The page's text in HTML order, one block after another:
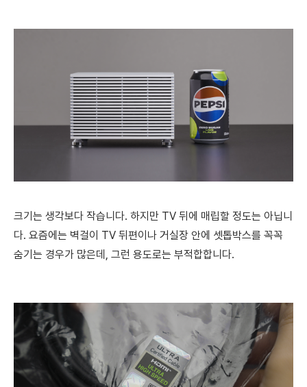
크기는 생각보다 작습니다. 하지만 TV 뒤에 매립할 정도는 아닙니
다. 요즘에는 벽걸이 TV 뒤편이나 거실장 안에 셋톱박스를 꼭꼭
숨기는 경우가 많은데, 그런 용도로는 부적합합니다.